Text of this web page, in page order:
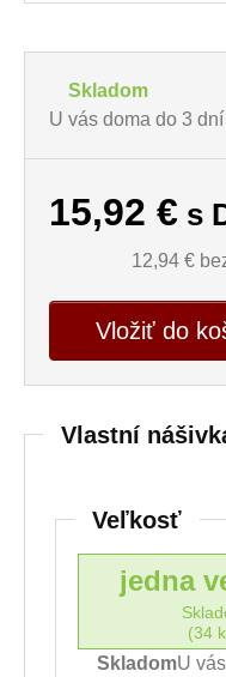
Skladom
U vás doma do 3 dní
15,92 € s
12,94 €
Vložiť do
Vlastní
Veľkosť
jedna
(34
SkladomU